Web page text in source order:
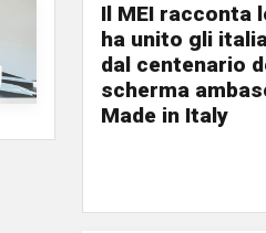
Il MEI racconta
ha unito gli
dal centenario
scherma
Made in Italy